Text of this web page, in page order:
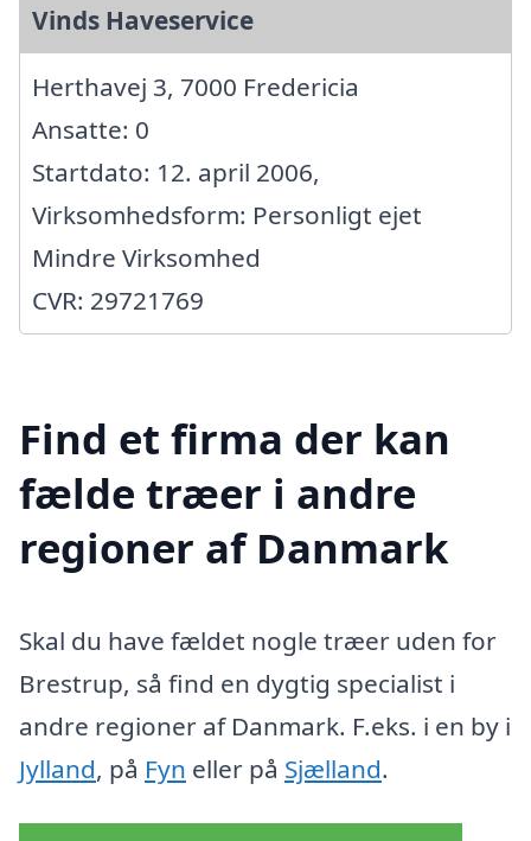
Vinds Haveservice
Herthavej 3, 7000 Fredericia
Ansatte: 0
Startdato: 12. april 2006,
Virksomhedsform: Personligt ejet
Mindre Virksomhed
CVR: 29721769
Find et firma der kan
fælde træer i andre
regioner af Danmark
Skal du have fældet nogle træer uden for
Brestrup, så find en dygtig specialist i
andre regioner af Danmark. F.eks. i en by i
Jylland, på Fyn eller på Sjælland.